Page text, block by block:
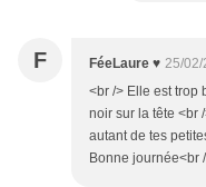
F FéeLaure ♥ 25/02/
<br /> Elle est trop
noir sur la tête <br
autant de tes
Bonne journée<br